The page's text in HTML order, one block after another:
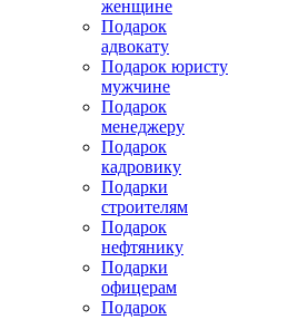
женщине
Подарок
адвокату
Подарок юристу
мужчине
Подарок
менеджеру
Подарок
кадровику
Подарки
строителям
Подарок
нефтянику
Подарки
офицерам
Подарок